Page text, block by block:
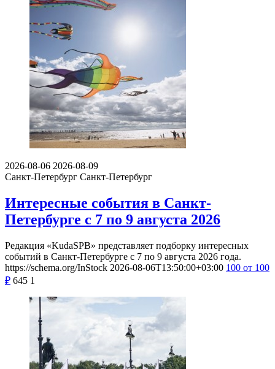
2026-08-06 2026-08-09
Санкт-Петербург Санкт-Петербург
Интересные события в Санкт-
Петербурге с 7 по 9 августа 2026
Редакция «KudaSPB» представляет подборку интересных
событий в Санкт-Петербурге с 7 по 9 августа 2026 года.
https://schema.org/InStock 2026-08-06T13:50:00+03:00 100 от 100
₽ 645 1